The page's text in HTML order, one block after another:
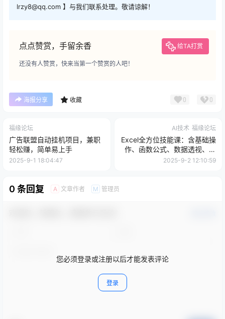
lrzy8@qq.com 】与我们联系处理。敬请谅解！
点点赞赏，手留余香 给TA打赏
还没有人赞赏，快来当第一个赞赏的人吧！
海报分享 收藏 0 0
福缘论坛
广告联盟自动挂机项目，兼职
轻松赚，简单易上手
2025-9-1 18:04:47
AI技术 福缘论坛
Excel全方位技能课：含基础操
作、函数公式、数据透视、图
表、AI应用等
2025-9-2 12:10:59
0 条回复 A 文章作者 M 管理员
您必须登录或注册以后才能发表评论
登录